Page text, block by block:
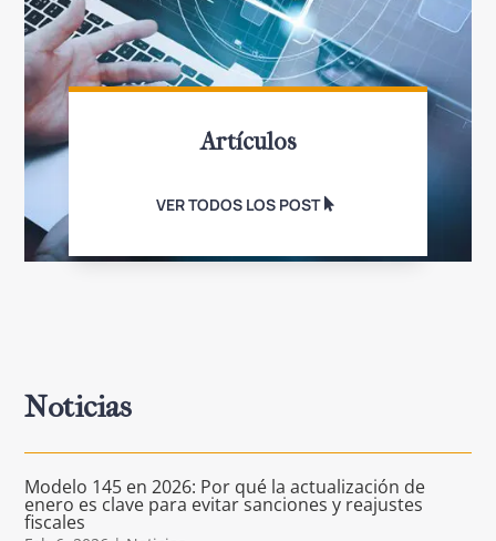
Artículos
VER TODOS LOS POST
Noticias
Modelo 145 en 2026: Por qué la actualización de
enero es clave para evitar sanciones y reajustes
fiscales